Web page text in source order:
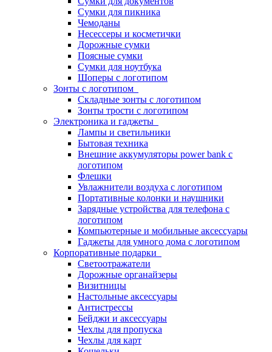
Сумки для пикника
Чемоданы
Несессеры и косметички
Дорожные сумки
Поясные сумки
Сумки для ноутбука
Шоперы с логотипом
Зонты с логотипом
Складные зонты с логотипом
Зонты трости с логотипом
Электроника и гаджеты
Лампы и светильники
Бытовая техника
Внешние аккумуляторы power bank с
логотипом
Флешки
Увлажнители воздуха с логотипом
Портативные колонки и наушники
Зарядные устройства для телефона с
логотипом
Компьютерные и мобильные аксессуары
Гаджеты для умного дома с логотипом
Корпоративные подарки
Светоотражатели
Дорожные органайзеры
Визитницы
Настольные аксессуары
Антистрессы
Бейджи и аксессуары
Чехлы для пропуска
Чехлы для карт